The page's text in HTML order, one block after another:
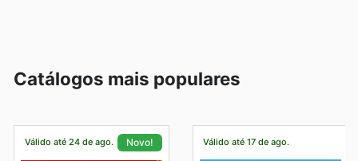
Catálogos mais populares
Válido até 24 de ago. Novo! Válido até 17 de ago.